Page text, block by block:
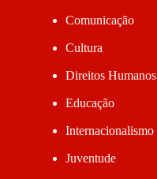
Comunicação
Cultura
Direitos Humanos
Educação
Internacionalismo
Juventude